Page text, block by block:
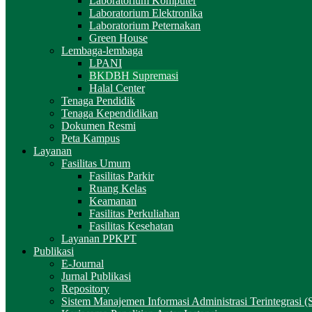
Laboratorium Elektronika
Laboratorium Peternakan
Green House
Lembaga-lembaga
LPANI
BKDBH Supremasi
Halal Center
Tenaga Pendidik
Tenaga Kependidikan
Dokumen Resmi
Peta Kampus
Layanan
Fasilitas Umum
Fasilitas Parkir
Ruang Kelas
Keamanan
Fasilitas Perkuliahan
Fasilitas Kesehatan
Layanan PPKPT
Publikasi
E-Journal
Jurnal Publikasi
Repository
Sistem Manajemen Informasi Administrasi Terintegrasi